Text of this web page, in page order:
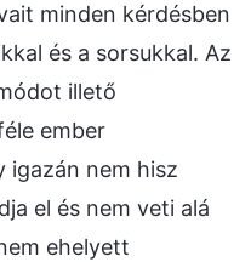
minden kérdésben
és a sorsukkal. Az
illető
ember
igazán nem hisz
el és nem veti alá
ehelyett